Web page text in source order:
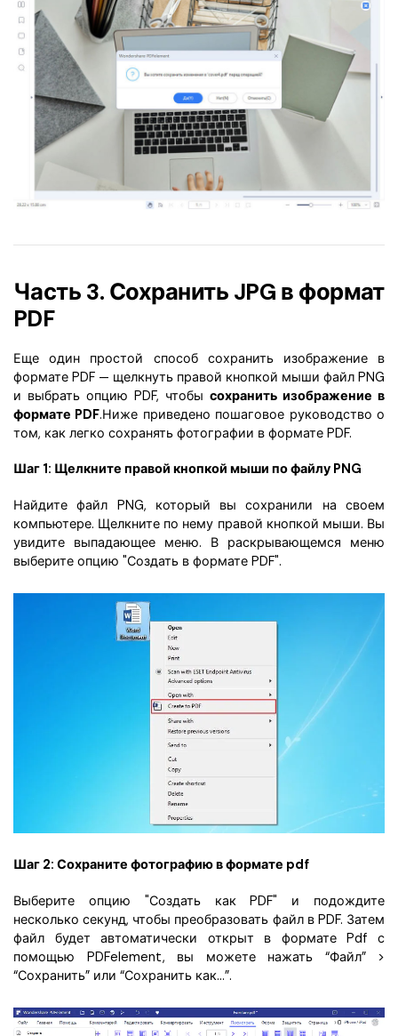
Часть 3. Сохранить JPG в формат
PDF
Еще один простой способ сохранить изображение в
формате PDF — щелкнуть правой кнопкой мыши файл PNG
и выбрать опцию PDF, чтобы сохранить изображение в
формате PDF.Ниже приведено пошаговое руководство о
том, как легко сохранять фотографии в формате PDF.
Шаг 1: Щелкните правой кнопкой мыши по файлу PNG
Найдите файл PNG, который вы сохранили на своем
компьютере. Щелкните по нему правой кнопкой мыши. Вы
увидите выпадающее меню. В раскрывающемся меню
выберите опцию "Создать в формате PDF".
Шаг 2: Сохраните фотографию в формате pdf
Выберите опцию "Создать как PDF" и подождите
несколько секунд, чтобы преобразовать файл в PDF. Затем
файл будет автоматически открыт в формате Pdf с
помощью PDFelement, вы можете нажать “Файл” >
“Сохранить” или “Сохранить как...”.